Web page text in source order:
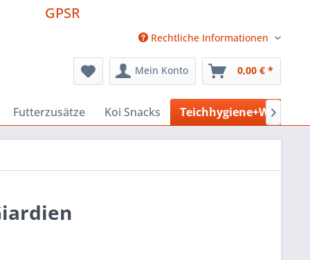
GPSR
Rechtliche Informationen
Mein Konto 0,00 € *
Futterzusätze Koi Snacks 